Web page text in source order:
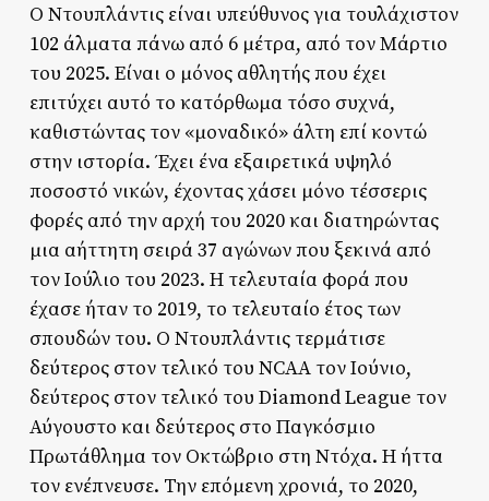
Ο Ντουπλάντις είναι υπεύθυνος για τουλάχιστον
102 άλματα πάνω από 6 μέτρα, από τον Μάρτιο
του 2025. Είναι ο μόνος αθλητής που έχει
επιτύχει αυτό το κατόρθωμα τόσο συχνά,
καθιστώντας τον «μοναδικό» άλτη επί κοντώ
στην ιστορία. Έχει ένα εξαιρετικά υψηλό
ποσοστό νικών, έχοντας χάσει μόνο τέσσερις
φορές από την αρχή του 2020 και διατηρώντας
μια αήττητη σειρά 37 αγώνων που ξεκινά από
τον Ιούλιο του 2023. Η τελευταία φορά που
έχασε ήταν το 2019, το τελευταίο έτος των
σπουδών του. Ο Ντουπλάντις τερμάτισε
δεύτερος στον τελικό του NCAA τον Ιούνιο,
δεύτερος στον τελικό του Diamond League τον
Αύγουστο και δεύτερος στο Παγκόσμιο
Πρωτάθλημα τον Οκτώβριο στη Ντόχα. Η ήττα
τον ενέπνευσε. Την επόμενη χρονιά, το 2020,